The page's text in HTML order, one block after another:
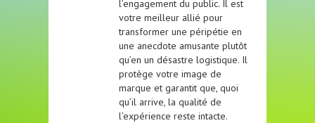
l’engagement du public. Il est
votre meilleur allié pour
transformer une péripétie en
une anecdote amusante plutôt
qu’en un désastre logistique. Il
protège votre image de
marque et garantit que, quoi
qu’il arrive, la qualité de
l’expérience reste intacte.